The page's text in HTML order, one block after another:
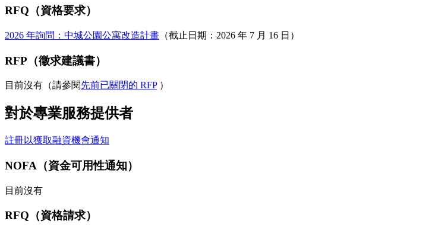
RFQ（資格要求）
2026 年詢問：中城公園公寓改造計畫 （截止日期：2026 年 7 月 16 日）
RFP（徵求建議書）
目前沒有（請參閱先前已關閉的 RFP）
對於專業服務提供者
註冊以獲取融資機會通知
NOFA（資金可用性通知）
目前沒有
RFQ（資格請求）